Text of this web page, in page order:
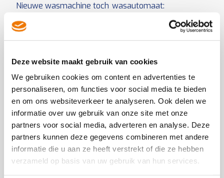
Deze website maakt gebruik van cookies
We gebruiken cookies om content en advertenties te
personaliseren, om functies voor social media te bieden
en om ons websiteverkeer te analyseren. Ook delen we
informatie over uw gebruik van onze site met onze
partners voor social media, adverteren en analyse. Deze
partners kunnen deze gegevens combineren met andere
informatie die u aan ze heeft verstrekt of die ze hebben
verzameld op basis van uw gebruik van hun services.
Nieuwe wasmachine toch
Het energielabel van een
wasmachine geeft zowel
energieverbruik, was en
droogresultaat.Was
resultaat:Bij was
resultaat is het doel dat
hoe schoon een was heeft
gedraaid. Bijna alle nieuwe
wasmachines krijgen
hiervoor een score A.
wasautomaat:
Wanneer heb je apparaat
aangeschaft? Het is
handig om te weten wat
wasmachine is, omdat de
kans op reparatie hiermee
vergroot of verkleind
wordt. Bij een
wasautomaat ouder dan
10 jaar is de kans groot
dat de vakman aangeeft
een nieuwe wasmachine
te kopen.
Energieverbruik tussen